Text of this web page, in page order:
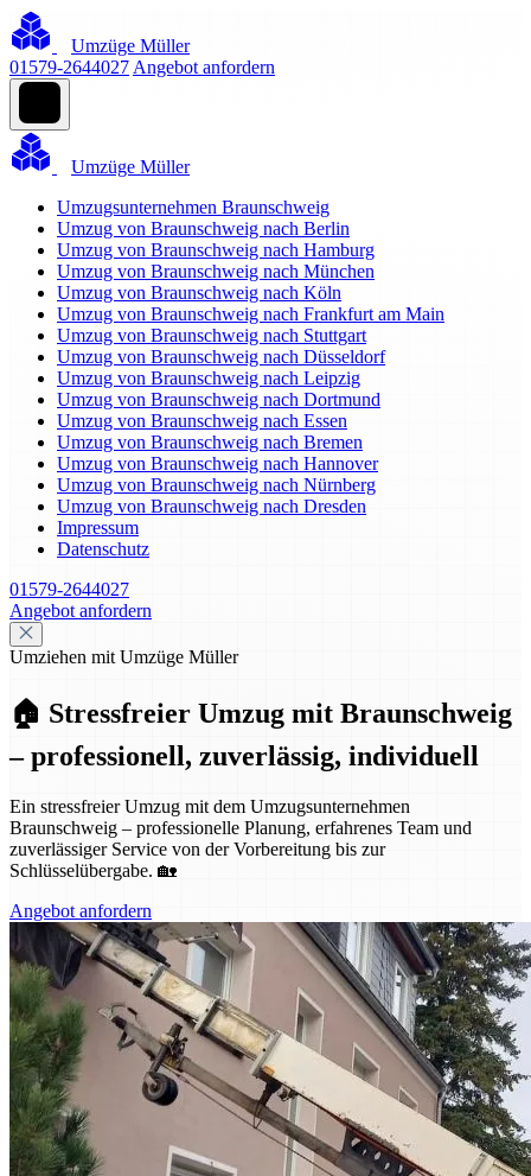
Umzüge Müller
01579-2644027 Angebot anfordern
Umzüge Müller
Umzugsunternehmen Braunschweig
Umzug von Braunschweig nach Berlin
Umzug von Braunschweig nach Hamburg
Umzug von Braunschweig nach München
Umzug von Braunschweig nach Köln
Umzug von Braunschweig nach Frankfurt am Main
Umzug von Braunschweig nach Stuttgart
Umzug von Braunschweig nach Düsseldorf
Umzug von Braunschweig nach Leipzig
Umzug von Braunschweig nach Dortmund
Umzug von Braunschweig nach Essen
Umzug von Braunschweig nach Bremen
Umzug von Braunschweig nach Hannover
Umzug von Braunschweig nach Nürnberg
Umzug von Braunschweig nach Dresden
Impressum
Datenschutz
01579-2644027
Angebot anfordern
Umziehen mit Umzüge Müller
🏠 Stressfreier Umzug mit Braunschweig
– professionell, zuverlässig, individuell
Ein stressfreier Umzug mit dem Umzugsunternehmen
Braunschweig – professionelle Planung, erfahrenes Team und
zuverlässiger Service von der Vorbereitung bis zur
Schlüsselübergabe. 🏡
Angebot anfordern